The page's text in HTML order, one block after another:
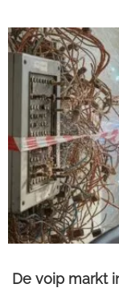
De voip markt